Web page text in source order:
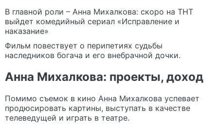
В главной роли – Анна Михалкова: скоро на ТНТ
выйдет комедийный сериал «Исправление и
наказание»
Фильм повествует о перипетиях судьбы
наследников богача и его внебрачной дочки.
Анна Михалкова: проекты, доход
Помимо съемок в кино Анна Михалкова успевает
продюсировать картины, выступать в качестве
телеведущей и играть в театре.